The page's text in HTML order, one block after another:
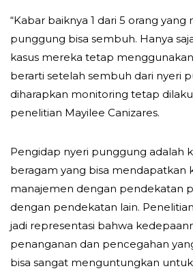
“Kabar baiknya 1 dari 5 orang
punggung bisa sembuh. Hanya
kasus mereka tetap
berarti setelah sembuh dari nyeri
diharapkan monitoring tetap
penelitian Mayilee Canizares.
Pengidap nyeri punggung adalah
beragam yang bisa mendapatkan
manajemen dengan pendekatan
dengan pendekatan lain.
jadi representasi bahwa
penanganan dan pencegahan
bisa sangat menguntungkan